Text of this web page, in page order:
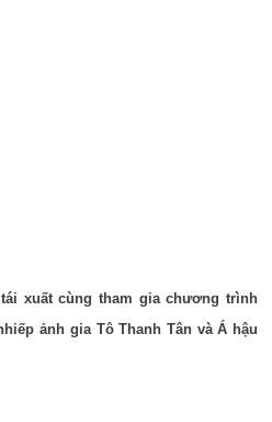
tái xuất cùng tham gia chương trình
ảnh gia Tô Thanh Tân và Á hậu